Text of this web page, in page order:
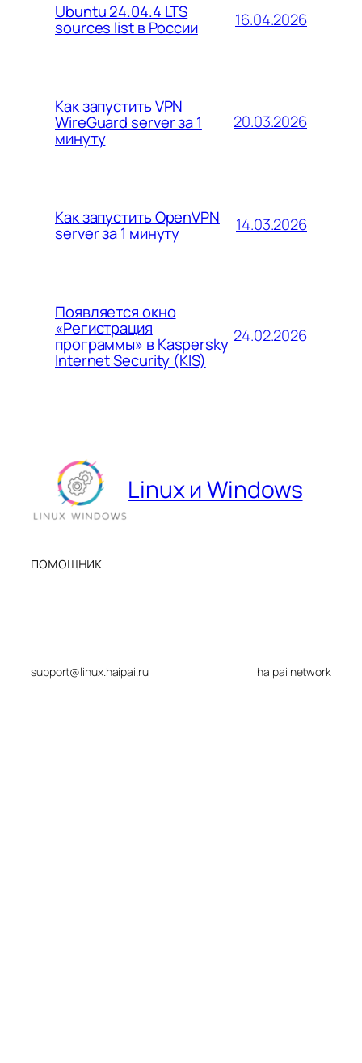
Ubuntu 24.04.4 LTS
sources list в России 16.04.2026
Как запустить VPN
WireGuard server за 1
минуту
20.03.2026
Как запустить OpenVPN
server за 1 минуту 14.03.2026
Появляется окно
«Регистрация
программы» в Kaspersky
Internet Security (KIS)
24.02.2026
Linux и Windows
помощник
support@linux.haipai.ru haipai network